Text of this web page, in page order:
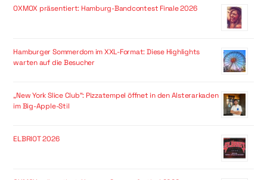
OXMOX präsentiert: Hamburg-Bandcontest Finale 2026
Hamburger Sommerdom im XXL-Format: Diese Highlights
warten auf die Besucher
„New York Slice Club“: Pizzatempel öffnet in den Alsterarkaden
im Big-Apple-Stil
ELBRIOT 2026